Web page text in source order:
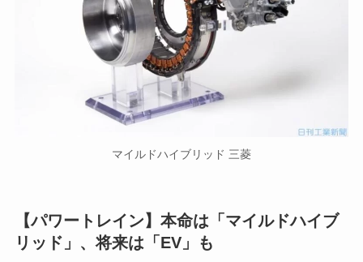
マイルドハイブリッド 三菱
【パワートレイン】本命は「マイルドハイブ
リッド」、将来は「EV」も